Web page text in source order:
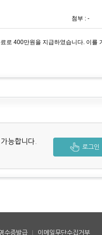
첨부 : -
로 400만원을 지급하였습니다. 이를
능합니다.
로그인
수증발급 이메일무단수집거부